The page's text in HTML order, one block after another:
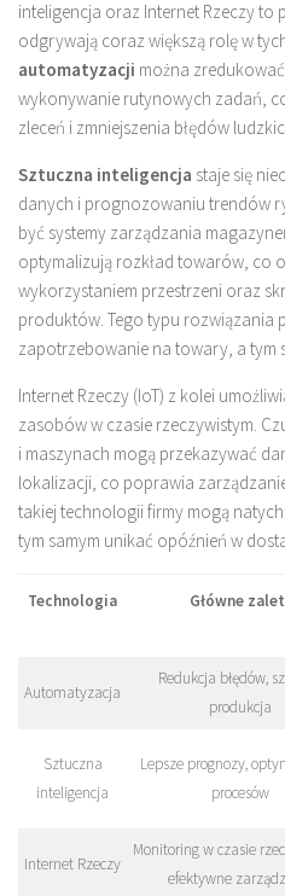
inteligencja oraz Internet Rzeczy to
odgrywają coraz większą rolę w
automatyzacji można
wykonywanie rutynowych zadań,
zleceń i zmniejszenia błędów
Sztuczna inteligencja staje się
danych i prognozowaniu trendów
być systemy zarządzania
optymalizują rozkład towarów, co
wykorzystaniem przestrzeni oraz
produktów. Tego typu rozwiązania
zapotrzebowanie na towary, a tym
Internet Rzeczy (IoT) z kolei
zasobów w czasie rzeczywistym.
i maszynach mogą przekazywać
lokalizacji, co poprawia
takiej technologii firmy mogą
tym samym unikać opóźnień w
Technologia Główne
Automatyzacja
Redukcja błędów,
produkcja
Sztuczna
inteligencja
Lepsze prognozy,
procesów
Internet Rzeczy
Monitoring w czasie
efektywne